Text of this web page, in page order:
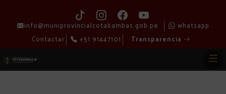
info@muniprovincialcotabambas.gob.pe
whatsapp
Contactar
+51 91447101 Transparencia